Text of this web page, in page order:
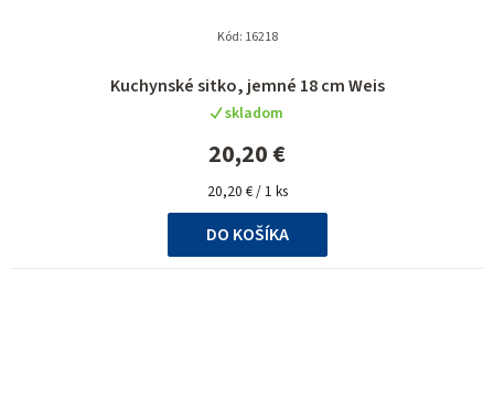
Kuchynské sitko, jemné 18 cm Weis
skladom
20,20 €
Jednotková
cena:
20,20 € / 1 ks
DO KOŠÍKA
Kód: 16218